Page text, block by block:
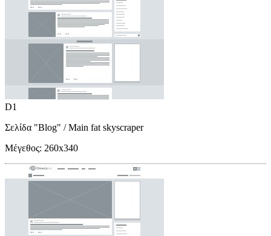
D1
Σελίδα "Blog" / Main fat skyscraper
Μέγεθος: 260x340